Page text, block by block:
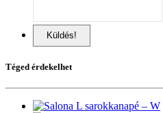
Küldés!
Téged érdekelhet